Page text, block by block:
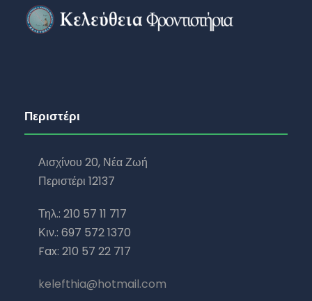
Περιστέρι
Αισχίνου 20, Νέα Ζωή
Περιστέρι 12137
Τηλ.: 210 57 11 717
Κιν.: 697 572 1370
Fax: 210 57 22 717
kelefthia@hotmail.com